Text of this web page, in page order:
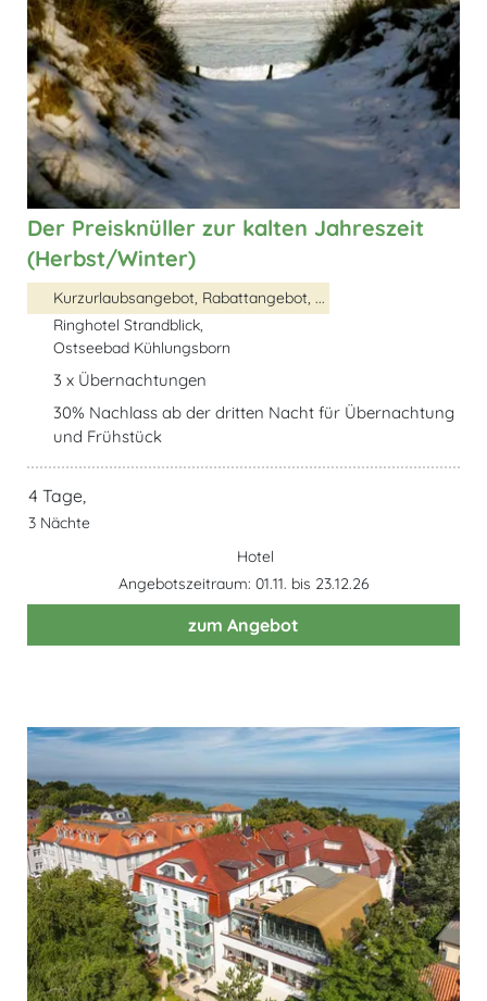
Der Preisknüller zur kalten Jahreszeit
(Herbst/Winter)
Kurzurlaubsangebot, Rabattangebot, ...
Ringhotel Strandblick,
Ostseebad Kühlungsborn
3 x Übernachtungen
30% Nachlass ab der dritten Nacht für Übernachtung
und Frühstück
4 Tage,
3 Nächte
Hotel
Angebotszeitraum: 01.11. bis 23.12.26
zum Angebot